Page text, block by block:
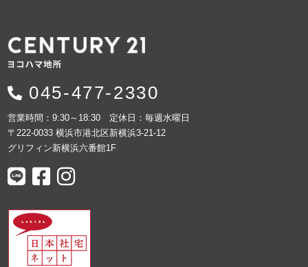
045-477-2330
営業時間：9:30～18:30 定休日：毎週水曜日
〒222-0033 横浜市港北区新横浜3-21-12
グリフィン新横浜六番館1F